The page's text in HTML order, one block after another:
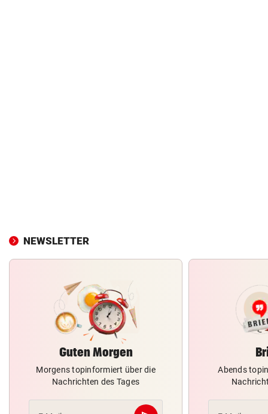
NEWSLETTER
Guten Morgen
Morgens topinformiert über die
Nachrichten des Tages
Abends